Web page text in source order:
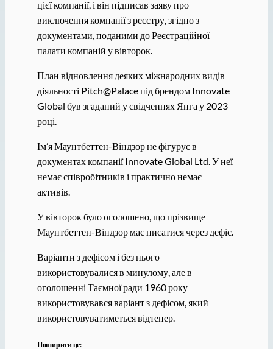
цієї компанії, і він підписав заяву про
виключення компанії з реєстру, згідно з
документами, поданими до Реєстраційної
палати компаній у вівторок.
План відновлення деяких міжнародних видів
діяльності Pitch@Palace під брендом Innovate
Global був згаданий у свідченнях Янга у 2023
році.
Ім’я Маунтбеттен-Віндзор не фігурує в
документах компанії Innovate Global Ltd. У неї
немає співробітників і практично немає
активів.
У вівторок було оголошено, що прізвище
Маунтбеттен-Віндзор має писатися через дефіс.
Варіанти з дефісом і без нього
використовувалися в минулому, але в
оголошенні Таємної ради 1960 року
використовувався варіант з дефісом, який
використовуватиметься відтепер.
Поширити це: